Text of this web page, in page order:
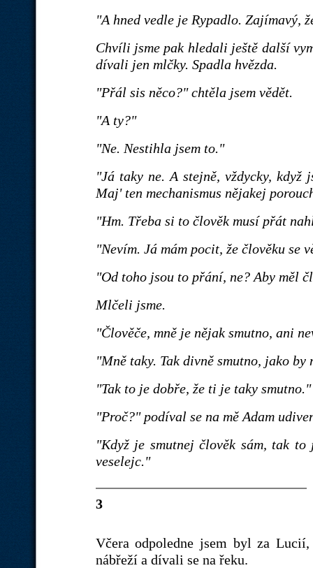
"A hned vedle je Rypadlo. Zajímavý,
Chvíli jsme pak hledali ještě další
dívali jen mlčky. Spadla hvězda.
"Přál sis něco?" chtěla jsem vědět.
"A ty?"
"Ne. Nestihla jsem to."
"Já taky ne. A stejně, vždycky,
Maj' ten mechanismus nějakej
"Hm. Třeba si to člověk musí přát
"Nevím. Já mám pocit, že člověku se
"Od toho jsou to přání, ne? Aby měl
Mlčeli jsme.
"Člověče, mně je nějak smutno, ani
"Mně taky. Tak divně smutno, jako
"Tak to je dobře, že ti je taky smutno."
"Proč?" podíval se na mě Adam
"Když je smutnej člověk sám, tak
veselejc."
3
Včera odpoledne jsem byl za
nábřeží a dívali se na řeku.